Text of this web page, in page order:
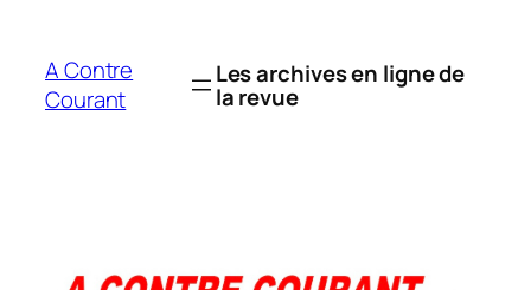
contenu
A Contre
Courant
Les archives en ligne de
la revue